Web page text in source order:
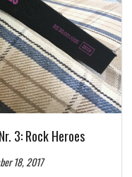
3: Rock Heroes
18, 2017